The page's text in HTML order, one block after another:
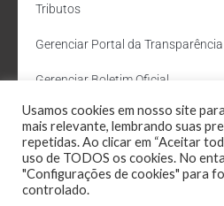
Tributos
Gerenciar Portal da Transparência
Gerenciar Boletim Oficial
Departamento de Água e Esgoto
Administração Site
Webmail
Usamos cookies em nosso site
mais relevante, lembrando suas
repetidas. Ao clicar em “Aceitar
uso de TODOS os cookies. No
"Configurações de cookies" para
controlado.